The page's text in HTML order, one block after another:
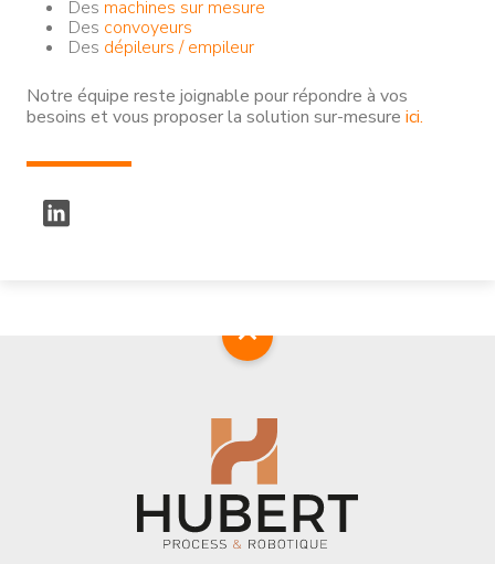
Des machines sur mesure
Des convoyeurs
Des dépileurs / empileur
Notre équipe reste joignable pour répondre à vos
besoins et vous proposer la solution sur-mesure ici.